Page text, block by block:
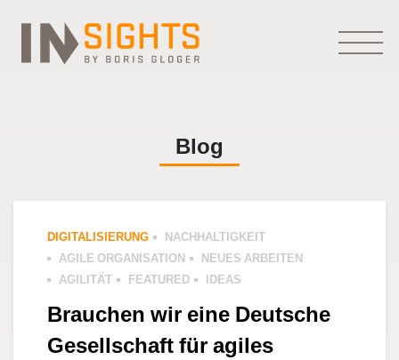
Blog
DIGITALISIERUNG
NACHHALTIGKEIT
AGILE ORGANISATION
NEUES ARBEITEN
AGILITÄT
FEATURED IDEAS
Brauchen wir eine Deutsche
Gesellschaft für agiles